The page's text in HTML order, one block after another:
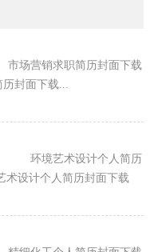
销求职简历封面下载
下载...
境艺术设计个人简历
人简历封面下载